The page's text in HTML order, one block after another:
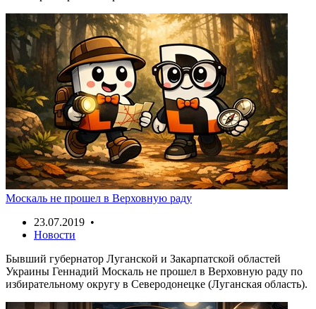
Москаль не прошел в Верховную раду
23.07.2019 •
Новости
Бывший губернатор Луганской и Закарпатской областей
Украины Геннадий Москаль не прошел в Верховную раду по
избирательному округу в Северодонецке (Луганская область).